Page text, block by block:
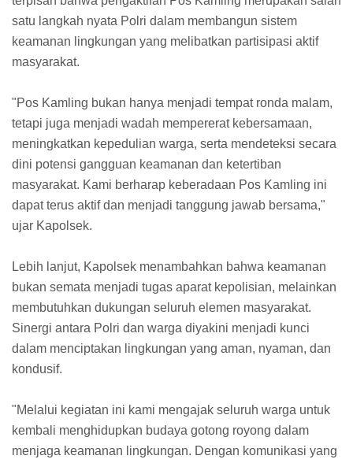
satu langkah nyata Polri dalam membangun sistem
keamanan lingkungan yang melibatkan partisipasi aktif
masyarakat.
"Pos Kamling bukan hanya menjadi tempat ronda malam,
tetapi juga menjadi wadah mempererat kebersamaan,
meningkatkan kepedulian warga, serta mendeteksi secara
dini potensi gangguan keamanan dan ketertiban
masyarakat. Kami berharap keberadaan Pos Kamling ini
dapat terus aktif dan menjadi tanggung jawab bersama,"
ujar Kapolsek.
Lebih lanjut, Kapolsek menambahkan bahwa keamanan
bukan semata menjadi tugas aparat kepolisian, melainkan
membutuhkan dukungan seluruh elemen masyarakat.
Sinergi antara Polri dan warga diyakini menjadi kunci
dalam menciptakan lingkungan yang aman, nyaman, dan
kondusif.
"Melalui kegiatan ini kami mengajak seluruh warga untuk
kembali menghidupkan budaya gotong royong dalam
menjaga keamanan lingkungan. Dengan komunikasi yang